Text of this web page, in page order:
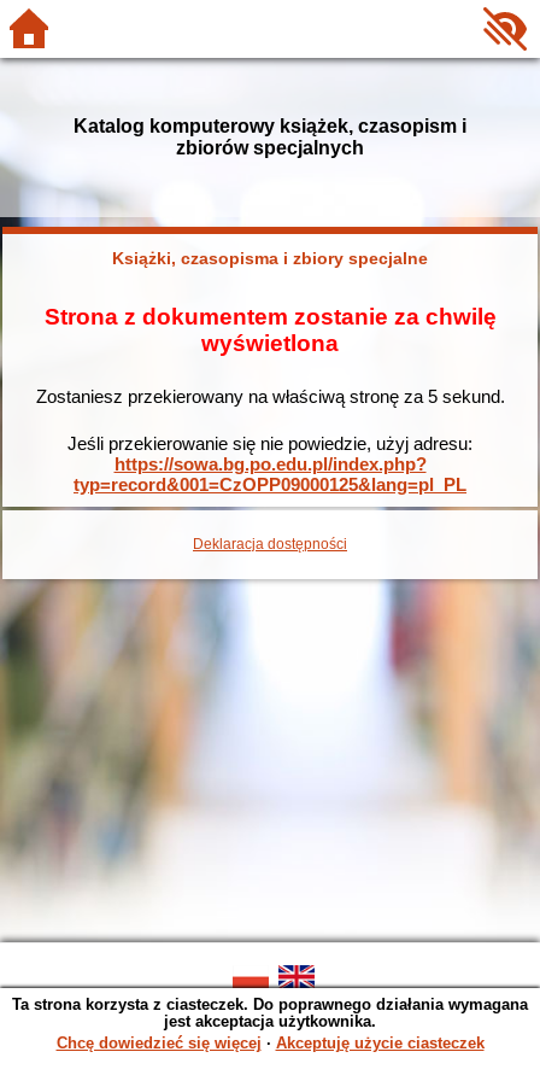
Katalog komputerowy książek, czasopism i
zbiorów specjalnych
Książki, czasopisma i zbiory specjalne
Strona z dokumentem zostanie za chwilę
wyświetlona
Zostaniesz przekierowany na właściwą stronę za 5sekund.
Jeśli przekierowanie się nie powiedzie, użyj adresu:
https://sowa.bg.po.edu.pl/index.php?
typ=record&001=CzOPP09000125&lang=pl_PL
Deklaracja dostępności
SOWA OPAC v. 6.11.10 (2026-07-24)
Wygenerowano w 0,0014 s.
Ta strona korzysta z ciasteczek. Do poprawnego działania wymagana
jest akceptacja użytkownika.
Chcę dowiedzieć się więcej ∙ Akceptuję użycie ciasteczek